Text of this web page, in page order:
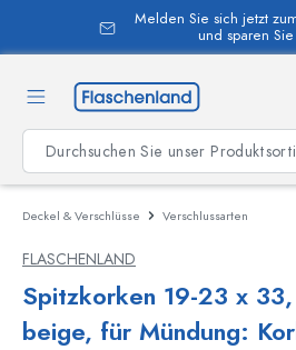
springen
Melden Sie sich jetzt
und sparen
Deckel & Verschlüsse Verschlussarten
FLASCHENLAND
Spitzkorken 19-23 x
beige, für Mündung: